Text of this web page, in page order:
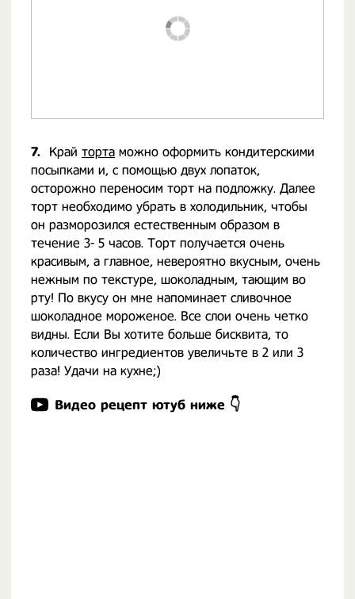
7. Край торта можно оформить кондитерскими
посыпками и, с помощью двух лопаток,
осторожно переносим торт на подложку. Далее
торт необходимо убрать в холодильник, чтобы
он разморозился естественным образом в
течение 3- 5 часов. Торт получается очень
красивым, а главное, невероятно вкусным, очень
нежным по текстуре, шоколадным, тающим во
рту! По вкусу он мне напоминает сливочное
шоколадное мороженое. Все слои очень четко
видны. Если Вы хотите больше бисквита, то
количество ингредиентов увеличьте в 2 или 3
раза! Удачи на кухне;)
Видео рецепт ютуб ниже 👇